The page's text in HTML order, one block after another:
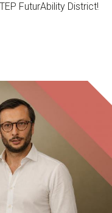
FuturAbility District!